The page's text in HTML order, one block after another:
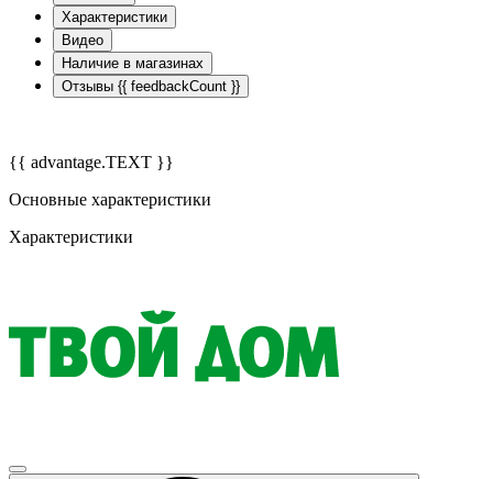
Характеристики
Видео
Наличие в магазинах
Отзывы {{ feedbackCount }}
{{ advantage.TEXT }}
Основные характеристики
Характеристики